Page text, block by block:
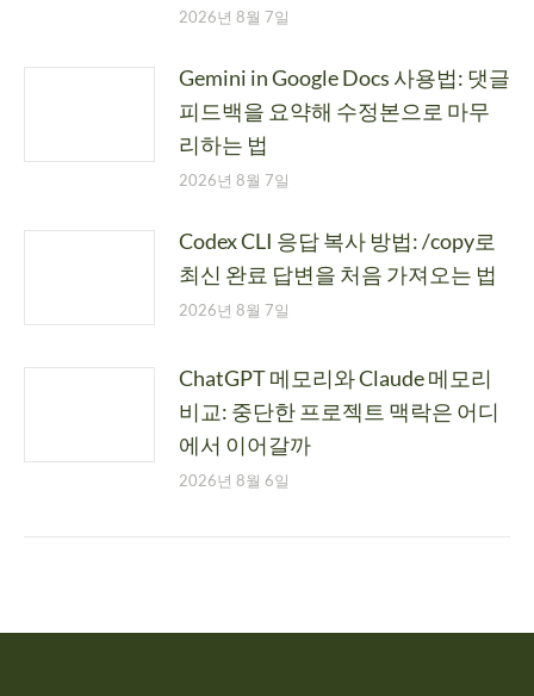
2026년 8월 7일
Gemini in Google Docs 사용법: 댓글
피드백을 요약해 수정본으로 마무
리하는 법
2026년 8월 7일
Codex CLI 응답 복사 방법: /copy로
최신 완료 답변을 처음 가져오는 법
2026년 8월 7일
ChatGPT 메모리와 Claude 메모리
비교: 중단한 프로젝트 맥락은 어디
에서 이어갈까
2026년 8월 6일